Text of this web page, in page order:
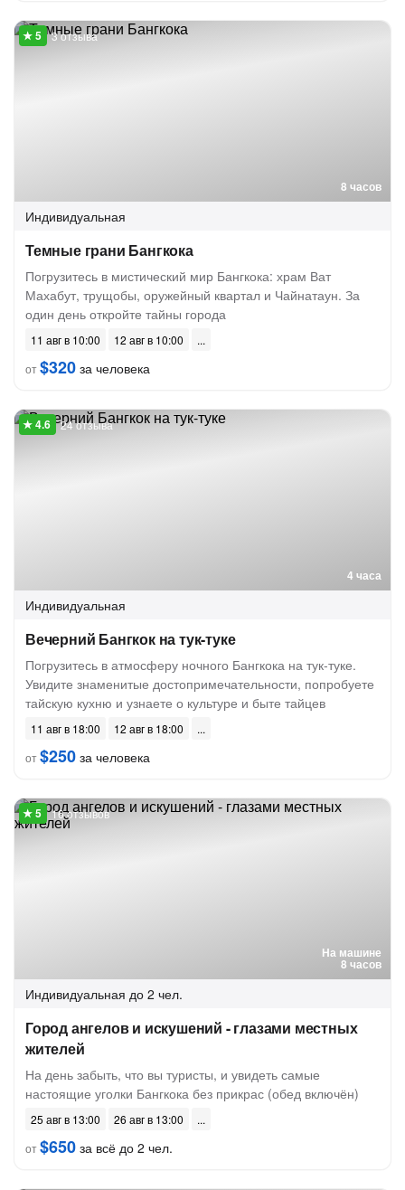
8 часов
3 отзыва
Индивидуальная
Темные грани Бангкока
Погрузитесь в мистический мир Бангкока: храм Ват
Махабут, трущобы, оружейный квартал и Чайнатаун. За
один день откройте тайны города
11 авг в 10:00
12 авг в 10:00
от$320 за человека
4 часа
24 отзыва
Индивидуальная
Вечерний Бангкок на тук-туке
Погрузитесь в атмосферу ночного Бангкока на тук-туке.
Увидите знаменитые достопримечательности, попробуете
тайскую кухню и узнаете о культуре и быте тайцев
11 авг в 18:00
12 авг в 18:00
от$250 за человека
На машине
8 часов
16 отзывов
Индивидуальная до 2 чел.
Город ангелов и искушений - глазами местных
жителей
На день забыть, что вы туристы, и увидеть самые
настоящие уголки Бангкока без прикрас (обед включён)
25 авг в 13:00
26 авг в 13:00
от$650 за всё до 2 чел.